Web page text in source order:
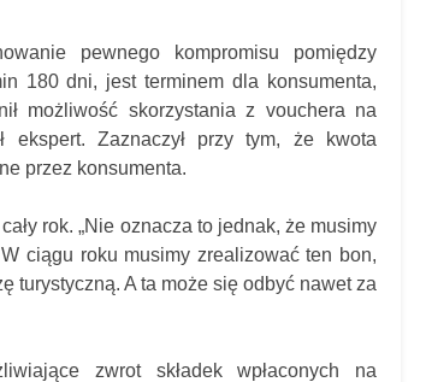
pewnego kompromisu pomiędzy
180 dni, jest terminem dla konsumenta,
możliwość skorzystania z vouchera na
ekspert. Zaznaczył przy tym, że kwota
przez konsumenta.
rok. „Nie oznacza to jednak, że musimy
ciągu roku musimy zrealizować ten bon,
turystyczną. A ta może się odbyć nawet za
zwrot składek wpłaconych na